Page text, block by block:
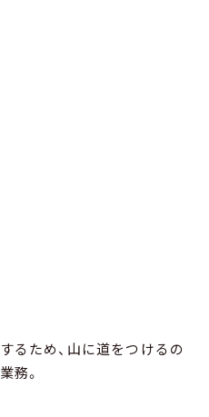
るため、山に道をつけるの
務。